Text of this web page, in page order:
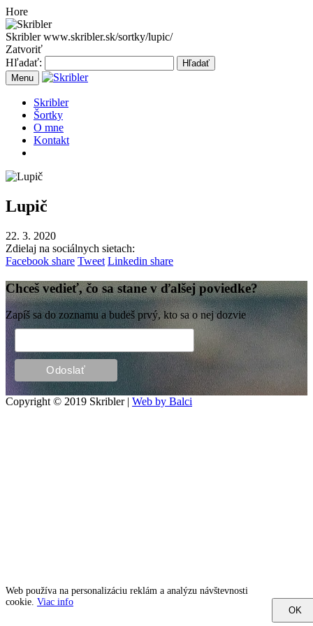
Web používa na personalizáciu reklám a analýzu návštevnosti
cookie. Viac info
OK
Hore
Skriblerwww.skribler.sk/sortky/lupic/
Zatvoriť
Hľadať:
Hľadať
Menu
Skribler
Šortky
O mne
Kontakt
Lupič
22. 3. 2020
Zdielaj na sociálnych sietach:
Facebook share Tweet Linkedin share
Chceš vedieť, čo sa stane v ďalšej poviedke?
Zapíš sa do zoznamu a budeš prvý, kto sa o nej dozvie
Copyright © 2019 Skribler | Web by Balci